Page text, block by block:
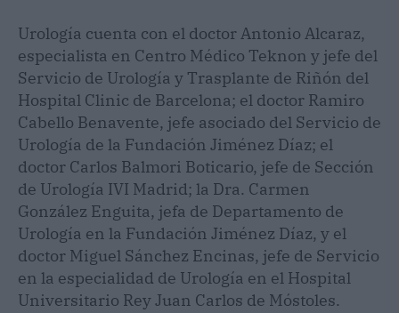
Urología cuenta con el doctor Antonio Alcaraz,
especialista en Centro Médico Teknon y jefe del
Servicio de Urología y Trasplante de Riñón del
Hospital Clinic de Barcelona; el doctor Ramiro
Cabello Benavente, jefe asociado del Servicio de
Urología de la Fundación Jiménez Díaz; el
doctor Carlos Balmori Boticario, jefe de Sección
de Urología IVI Madrid; la Dra. Carmen
González Enguita, jefa de Departamento de
Urología en la Fundación Jiménez Díaz, y el
doctor Miguel Sánchez Encinas, jefe de Servicio
en la especialidad de Urología en el Hospital
Universitario Rey Juan Carlos de Móstoles.